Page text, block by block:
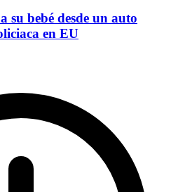
su bebé desde un auto
en EU